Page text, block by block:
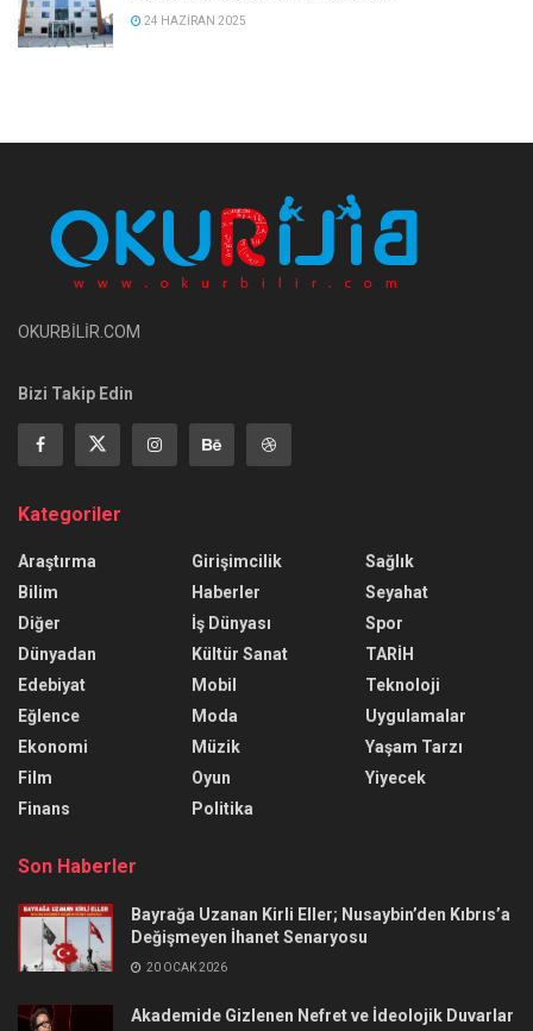
24 HAZIRAN 2025
OKURBİLİR.COM
Bizi Takip Edin
Kategoriler
Araştırma
Bilim
Diğer
Dünyadan
Edebiyat
Eğlence
Ekonomi
Film
Finans
Girişimcilik
Haberler
İş Dünyası
Kültür Sanat
Mobil
Moda
Müzik
Oyun
Politika
Sağlık
Seyahat
Spor
TARİH
Teknoloji
Uygulamalar
Yaşam Tarzı
Yiyecek
Son Haberler
Bayrağa Uzanan Kirli Eller; Nusaybin’den Kıbrıs’a
Değişmeyen İhanet Senaryosu
20 OCAK 2026
Akademide Gizlenen Nefret ve İdeolojik Duvarlar